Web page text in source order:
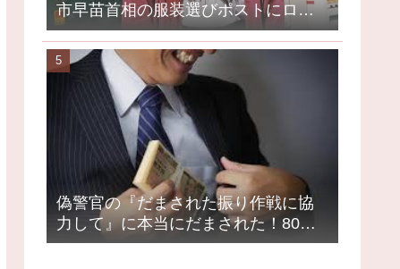
市早苗首相の服装選びポストにロッ
クミュージシャンが激怒、ネット大
荒れ
偽警官の『だまされた振り作戦に協
力して』に本当にだまされた！80代
女性1200万円被害